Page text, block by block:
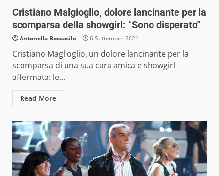
Cristiano Malgioglio, dolore lancinante per la
scomparsa della showgirl: “Sono disperato”
Antonella Boccasile 6 Settembre 2021
Cristiano Maglioglio, un dolore lancinante per la
scomparsa di una sua cara amica e showgirl
affermata: le...
Read More